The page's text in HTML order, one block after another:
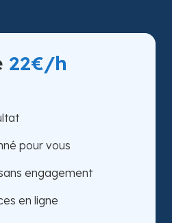
22€/h
pour vous
engagement
en ligne